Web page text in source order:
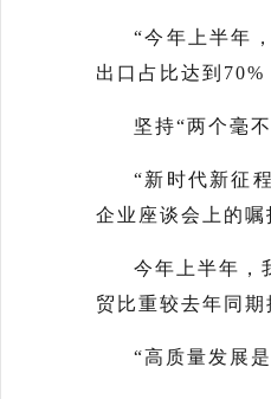
“今年上半年
出口占比达到70%
坚持“两个毫
“新时代新征
企业座谈会上的
今年上半年，
贸比重较去年同期
“高质量发展